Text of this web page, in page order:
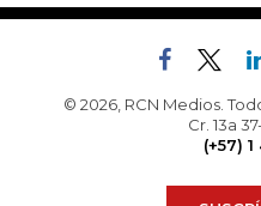
© 2026, RCN Medios.
Cr. 13a
(+57)